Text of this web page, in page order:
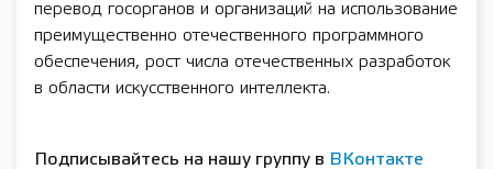
перевод госорганов и организаций на использование
преимущественно отечественного программного
обеспечения, рост числа отечественных разработок
в области искусственного интеллекта.
Подписывайтесь на нашу группу в ВКонтакте